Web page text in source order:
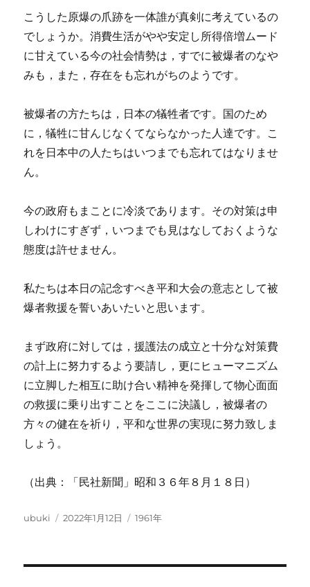
こうした原爆の爪跡を一体誰が真剣に考えているの
でしょうか。消費生活がやや安定し所得倍増ムード
に甘えている今の社会情勢は，すでに被爆者のなや
みも，また，存在をも忘れがちのようです。
被爆者の方たちは，日本の犠牲者です。国のため
に，犠牲に甘んじなくてならなかった人達です。こ
れを日本中の人たちはいつまでも忘れてはなりませ
ん。
今の政府もまことに冷淡であります。その対策は申
しわけにすぎず，いつまでも見はなしておくような
態度は許せません。
私たちは本日の記念すべき平和大会の意志として被
爆者救援を誓いあいたいと思います。
まず政府に対しては，援護法の成立と十分な対策費
の計上に努力するよう要請し，更にヒューマニズム
に立脚した相互に助け合い精神を発揮して物心面面
の救援に乗り出すことをここに決議し，被爆者の
方々の健在を祈り，平和な世界の実現に努力致しま
しょう。
（出典：「民社新聞」昭和３６年８月１８日）
投
ubuki
投
2022年1月12日
カ
1961年